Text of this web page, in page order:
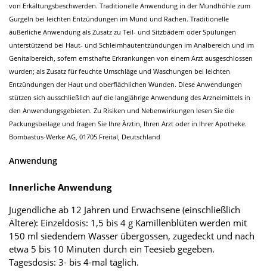
von Erkältungsbeschwerden. Traditionelle Anwendung in der Mundhöhle zum
Gurgeln bei leichten Entzündungen im Mund und Rachen. Traditionelle
äußerliche Anwendung als Zusatz zu Teil- und Sitzbädern oder Spülungen
unterstützend bei Haut- und Schleimhautentzündungen im Analbereich und im
Genitalbereich, sofern ernsthafte Erkrankungen von einem Arzt ausgeschlossen
wurden; als Zusatz für feuchte Umschläge und Waschungen bei leichten
Entzündungen der Haut und oberflächlichen Wunden. Diese Anwendungen
stützen sich ausschließlich auf die langjährige Anwendung des Arzneimittels in
den Anwendungsgebieten. Zu Risiken und Nebenwirkungen lesen Sie die
Packungsbeilage und fragen Sie Ihre Ärztin, Ihren Arzt oder in Ihrer Apotheke.
Bombastus-Werke AG, 01705 Freital, Deutschland
Anwendung
Innerliche Anwendung
Jugendliche ab 12 Jahren und Erwachsene (einschließlich
Ältere): Einzeldosis: 1,5 bis 4 g Kamillenblüten werden mit
150 ml siedendem Wasser übergossen, zugedeckt und nach
etwa 5 bis 10 Minuten durch ein Teesieb gegeben.
Tagesdosis: 3- bis 4-mal täglich.